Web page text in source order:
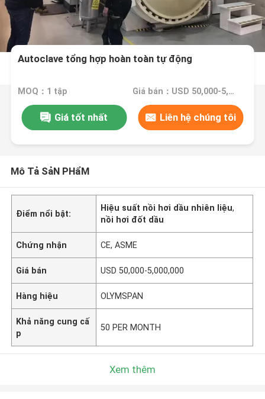
Autoclave tổng hợp hoàn toàn tự động
MOQ：1 tập Giá bán：USD 50,000-5,000,000
Giá tốt nhất Liên hệ chúng tôi
Mô Tả SảN PHẩM
Điểm nổi bật:
Hiệu suất nồi hơi dầu nhiên liệu,
nồi hơi đốt dầu
Chứng nhận CE, ASME
Giá bán USD 50,000-5,000,000
Hàng hiệu OLYMSPAN
Khả năng cung cấ
p
50 PER MONTH
Xem thêm